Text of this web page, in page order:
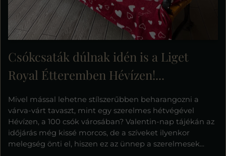
Csókcsaták dúlnak idén is a Liget
Royal Étteremben Hévízen!...
Mivel mással lehetne stílszerűbben beharangozni a
várva-várt tavaszt, mint egy szerelmes hétvégével
Hévízen, a 100 csók városában? Valentin-nap tájékán az
időjárás még kissé morcos, de a szíveket ilyenkor
melegség önti el, hiszen ez az ünnep a szerelmesek...